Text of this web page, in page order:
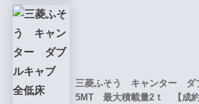
三菱ふそう キャンター
5MT 最大積載量2ｔ 【成約